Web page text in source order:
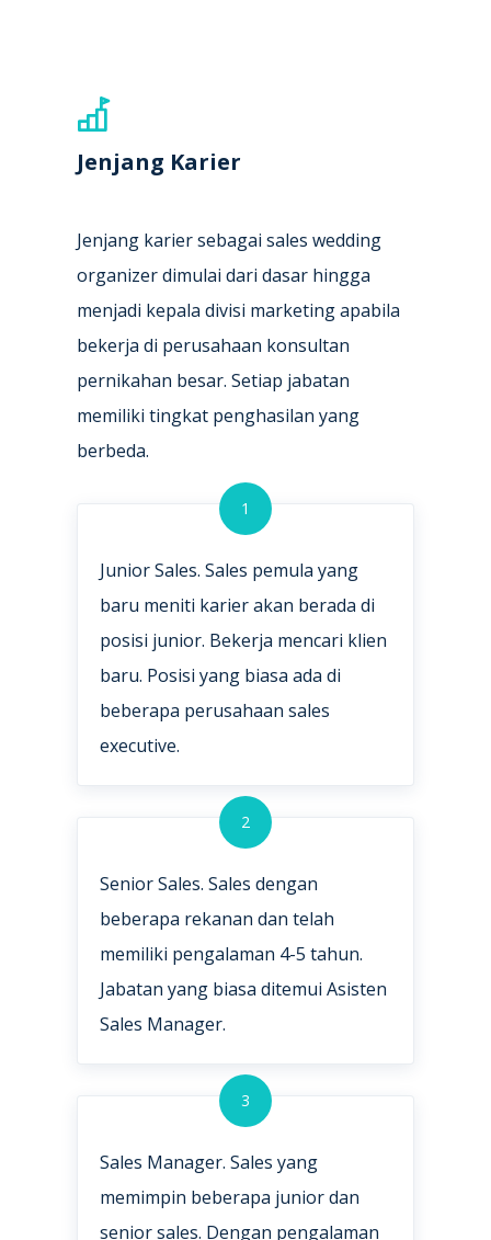
Jenjang Karier
Jenjang karier sebagai sales wedding
organizer dimulai dari dasar hingga
menjadi kepala divisi marketing apabila
bekerja di perusahaan konsultan
pernikahan besar. Setiap jabatan
memiliki tingkat penghasilan yang
berbeda.
1
Junior Sales. Sales pemula yang
baru meniti karier akan berada di
posisi junior. Bekerja mencari klien
baru. Posisi yang biasa ada di
beberapa perusahaan sales
executive.
2
Senior Sales. Sales dengan
beberapa rekanan dan telah
memiliki pengalaman 4-5 tahun.
Jabatan yang biasa ditemui Asisten
Sales Manager.
3
Sales Manager. Sales yang
memimpin beberapa junior dan
senior sales. Dengan pengalaman